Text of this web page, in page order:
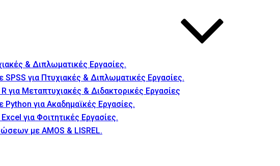
& Διπλωματικές Εργασίες.
για Πτυχιακές & Διπλωματικές Εργασίες.
για Μεταπτυχιακές & Διδακτορικές Εργασίες
για Ακαδημαϊκές Εργασίες.
για Φοιτητικές Εργασίες.
με AMOS & LISREL.